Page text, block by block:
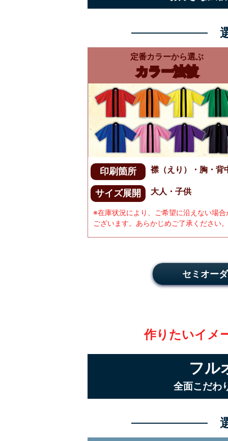
定番カラーから選ぶ
カラー法被
印刷箇所 襟（えり）・胸・背
サイズ展開 大人・子供
※在庫状況により、ご希望に沿えない場合
ございます。あらかじめご了承ください。
セミオー
作りたいイメ
フル
全面こだわ